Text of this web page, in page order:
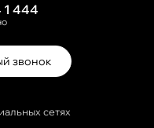
1 444
звонок
сетях